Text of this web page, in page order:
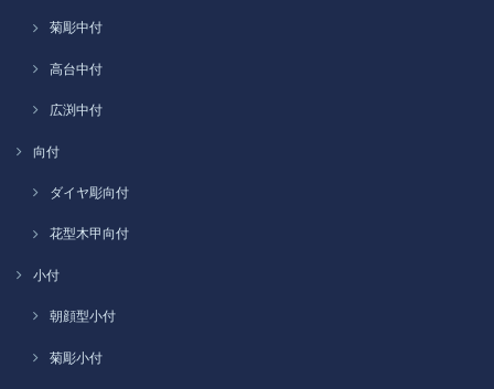
菊彫中付
高台中付
広渕中付
向付
ダイヤ彫向付
花型木甲向付
小付
朝顔型小付
菊彫小付